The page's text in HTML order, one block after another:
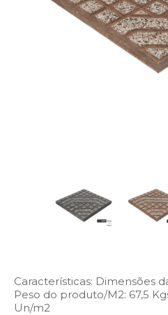
Características: Dimensões
Peso do produto/M2: 67,5
Un/m2